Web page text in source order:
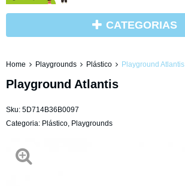
CATEGORIAS
Home Playgrounds Plástico Playground Atlantis
Playground Atlantis
Sku: 5D714B36B0097
Categoria: Plástico, Playgrounds